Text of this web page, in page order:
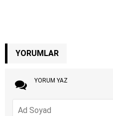
YORUMLAR
YORUM YAZ